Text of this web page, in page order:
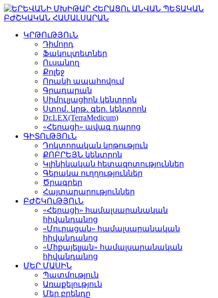
ԿՐԹՈւԹՅՈւՆ
Դիմորդ
Ֆակուլտետներ
Ուսանող
Քոլեջ
Որակի ապահովում
Գրադարան
Սիմուլյացիոն կենտրոն
Ստոմ․ կրթ․ գեր. կենտրոն
Dr.LEX(TerraMedicum)
«Հերացի» ավագ դպրոց
ԳԻՏՈւԹՅՈւՆ
Դոկտորական կրթություն
ՔՈԲՐԵՅՆ կենտրոն
Կլինիկական հետազոտություններ
Գերակա ուղղություններ
Ծրագրեր
Հայտարարություններ
ԲԺՇԿՈւԹՅՈւՆ
«Հերացի» համալսարանական
հիվանդանոց
«Մուրացան» համալսարանական
հիվանդանոց
«Միքայելյան» համալսարանական
հիվանդանոց
ՄԵՐ ՄԱՍԻՆ
Պատմություն
Առաքելություն
Մեր բրենդը